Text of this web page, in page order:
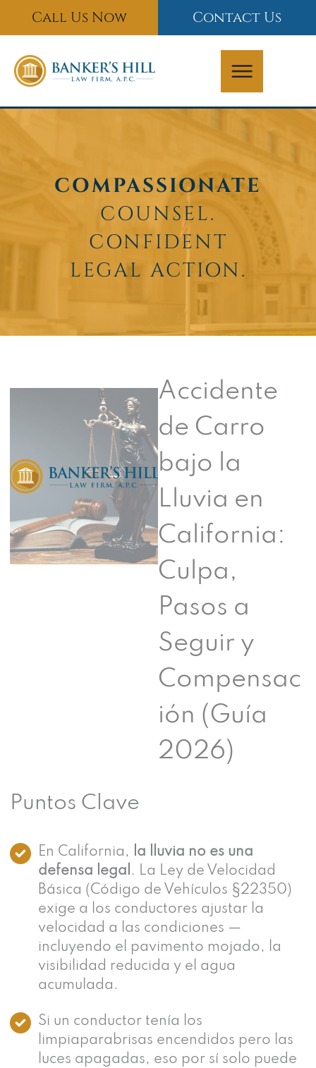
Call Us Now Contact Us
COMPASSIONATE
COUNSEL.
CONFIDENT
LEGAL ACTION.
Accidente
de Carro
bajo la
Lluvia en
California:
Culpa,
Pasos a
Seguir y
Compensac
ión (Guía
2026)
Puntos Clave
En California, la lluvia no es una
defensa legal. La Ley de Velocidad
Básica (Código de Vehículos §22350)
exige a los conductores ajustar la
velocidad a las condiciones —
incluyendo el pavimento mojado, la
visibilidad reducida y el agua
acumulada.
Si un conductor tenía los
limpiaparabrisas encendidos pero las
luces apagadas, eso por sí solo puede